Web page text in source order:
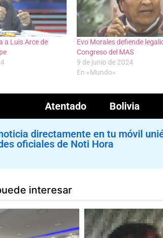
a Luis Arce de
Evo Morales defiende
Congreso del MAS
9 de junio de 2024
En «Mundo»
Atentado Bolivia
directamente en tu móvil
oficiales de Noti Hora
interesar